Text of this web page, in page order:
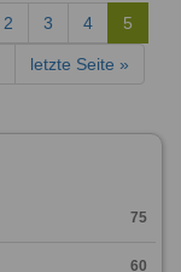
2 3 4 5
letzte Seite »
75
60